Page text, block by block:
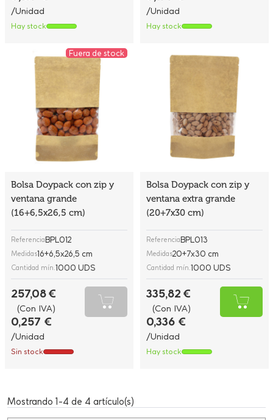
/Unidad
Hay stock
/Unidad
Hay stock
Fuera de stock
Bolsa Doypack con zip y
ventana grande
(16+6,5x26,5 cm)
ReferenciaBPL012
Medidas16+6,5x26,5 cm
Cantidad mín.1000 UDS
257,08 €
(Con IVA)
0,257 €
/Unidad
Sin stock
Bolsa Doypack con zip y
ventana extra grande
(20+7x30 cm)
ReferenciaBPL013
Medidas20+7x30 cm
Cantidad mín.1000 UDS
335,82 €
(Con IVA)
0,336 €
/Unidad
Hay stock
Mostrando 1-4 de 4 artículo(s)